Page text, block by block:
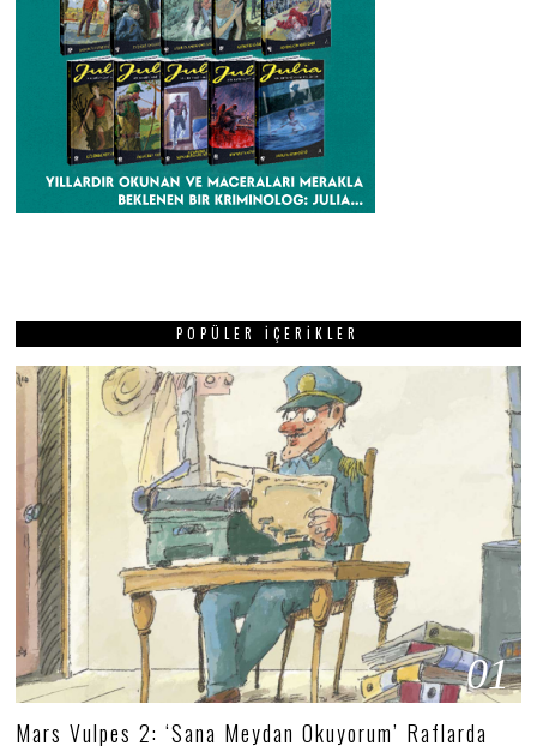
POPÜLER İÇERIKLER
01
Mars Vulpes 2: ‘Sana Meydan Okuyorum’ Raflarda